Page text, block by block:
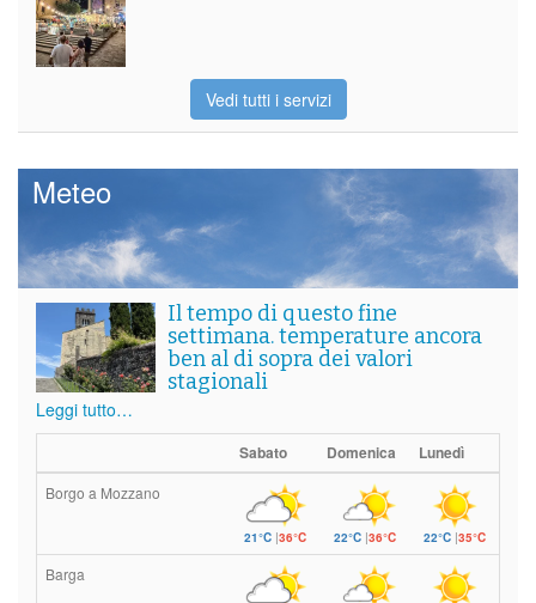
Vedi tutti i servizi
Meteo
Il tempo di questo fine
settimana. temperature ancora
ben al di sopra dei valori
stagionali
Leggi tutto…
Sabato Domenica Lunedì
Borgo a Mozzano
21°C|36°C 22°C|36°C 22°C |35°C
Barga